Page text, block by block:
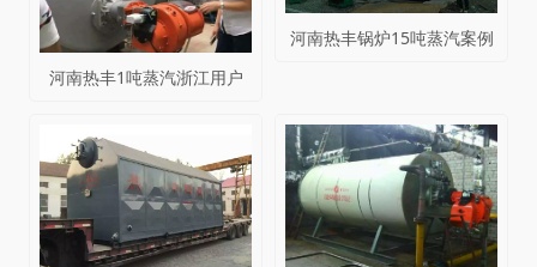
河南热丰1吨蒸汽浙江用户
河南热丰锅炉15吨蒸汽案例